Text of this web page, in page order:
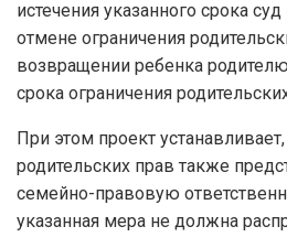
истечения указанного срока
отмене ограничения
возвращении ребенка
срока ограничения
При этом проект
родительских прав также
семейно-правовую
указанная мера не должна